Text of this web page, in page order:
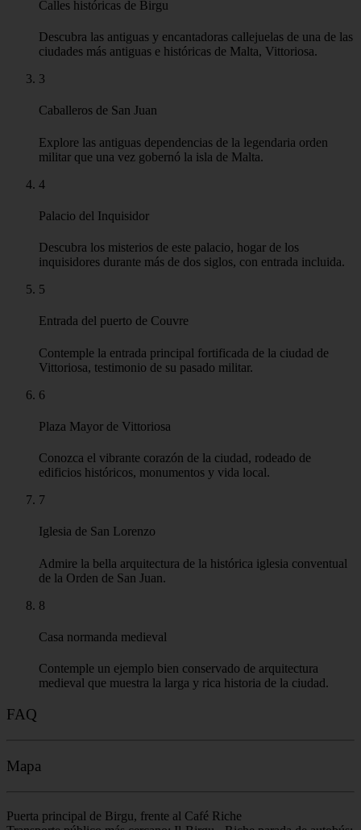
Calles históricas de Birgu
Descubra las antiguas y encantadoras callejuelas de una de las
ciudades más antiguas e históricas de Malta, Vittoriosa.
3
Caballeros de San Juan
Explore las antiguas dependencias de la legendaria orden
militar que una vez gobernó la isla de Malta.
4
Palacio del Inquisidor
Descubra los misterios de este palacio, hogar de los
inquisidores durante más de dos siglos, con entrada incluida.
5
Entrada del puerto de Couvre
Contemple la entrada principal fortificada de la ciudad de
Vittoriosa, testimonio de su pasado militar.
6
Plaza Mayor de Vittoriosa
Conozca el vibrante corazón de la ciudad, rodeado de
edificios históricos, monumentos y vida local.
7
Iglesia de San Lorenzo
Admire la bella arquitectura de la histórica iglesia conventual
de la Orden de San Juan.
8
Casa normanda medieval
Contemple un ejemplo bien conservado de arquitectura
medieval que muestra la larga y rica historia de la ciudad.
FAQ
Mapa
Puerta principal de Birgu, frente al Café Riche